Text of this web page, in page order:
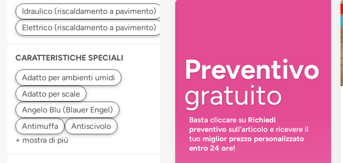
CARATTERISTICHE SPECIALI
+ mostra di più
Preventivo
gratuito
Basta cliccare su Richiedi
preventivo sull’articolo e ricevere il
tuomiglior prezzo personalizzato
entro 24 ore!